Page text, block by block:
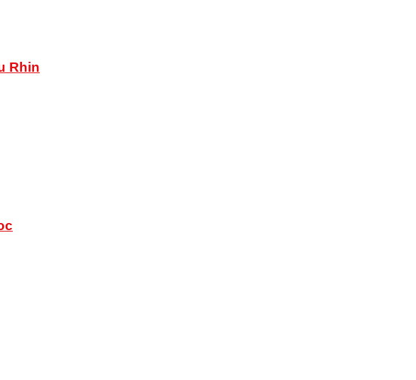
Rhin